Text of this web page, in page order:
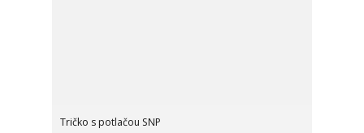
Tričko s potlačou SNP